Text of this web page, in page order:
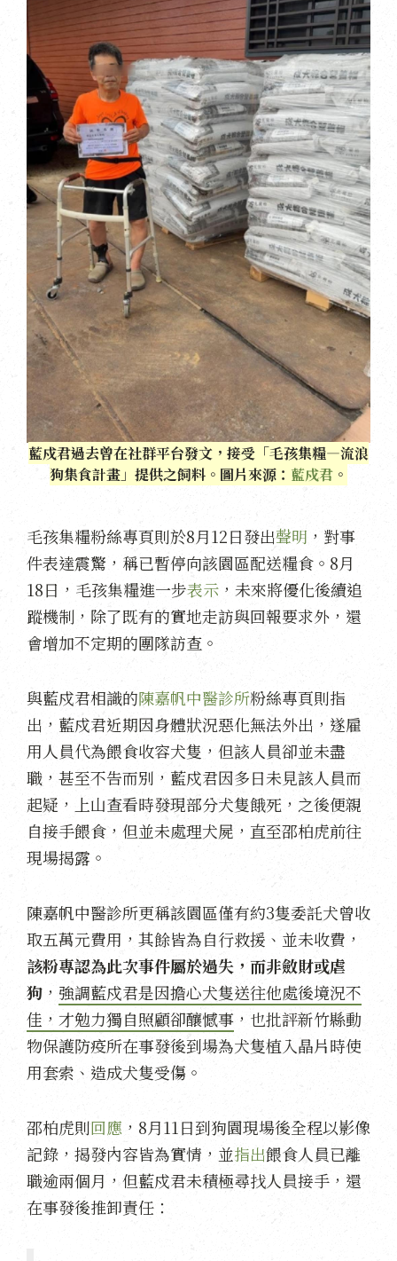
藍戍君過去曾在社群平台發文，接受「毛孩集糧—流浪
狗集食計畫」提供之飼料。圖片來源： 藍戍君 。
毛孩集糧粉絲專頁則於8月12日發出聲明 ，對事
件表達震驚，稱已暫停向該園區配送糧食。8月
18日，毛孩集糧進一步表示 ，未來將優化後續追
蹤機制，除了既有的實地走訪與回報要求外，還
會增加不定期的團隊訪查。
與藍戍君相識的陳嘉帆中醫診所粉絲專頁則指
出，藍戍君近期因身體狀況惡化無法外出，遂雇
用人員代為餵食收容犬隻，但該人員卻並未盡
職，甚至不告而別，藍戍君因多日未見該人員而
起疑，上山查看時發現部分犬隻餓死，之後便親
自接手餵食，但並未處理犬屍，直至邵柏虎前往
現場揭露。
陳嘉帆中醫診所更稱該園區僅有約3隻委託犬曾收
取五萬元費用，其餘皆為自行救援、並未收費，
該粉專認為此次事件屬於過失，而非斂財或虐
狗 ， 強調藍戍君是因擔心犬隻送往他處後境況不
佳，才勉力獨自照顧卻釀憾事 ，也批評新竹縣動
物保護防疫所在事發後到場為犬隻植入晶片時使
用套索、造成犬隻受傷。
邵柏虎則回應 ，8月11日到狗園現場後全程以影像
記錄，揭發內容皆為實情，並指出餵食人員已離
職逾兩個月，但藍戍君未積極尋找人員接手，還
在事發後推卸責任：